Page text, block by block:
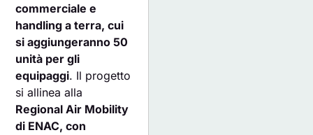
commerciale e
handling a terra, cui
si aggiungeranno 50
unità per gli
equipaggi. Il progetto
si allinea alla
Regional Air Mobility
di ENAC, con